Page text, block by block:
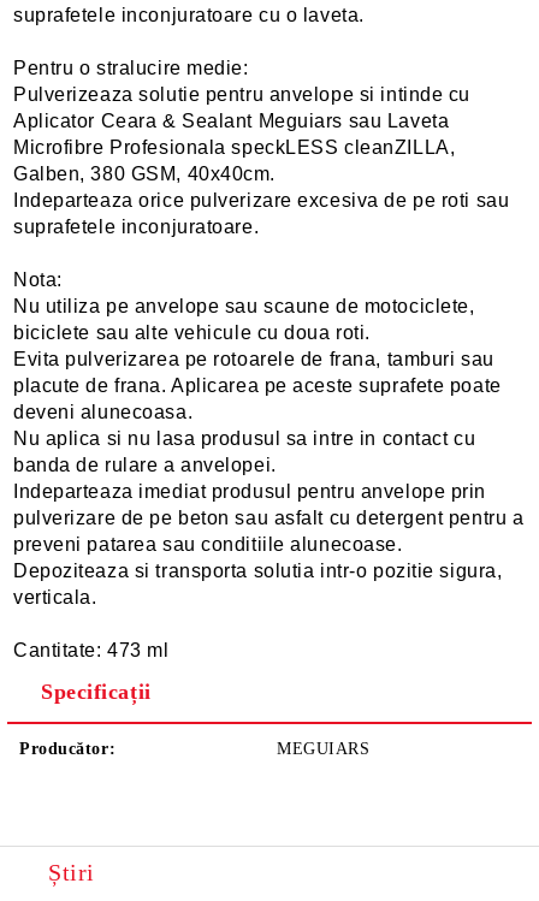
suprafetele inconjuratoare cu o laveta.
Pentru o stralucire medie:
Pulverizeaza solutie pentru anvelope si intinde cu
Aplicator Ceara & Sealant Meguiars sau Laveta
Microfibre Profesionala speckLESS cleanZILLA,
Galben, 380 GSM, 40x40cm.
Indeparteaza orice pulverizare excesiva de pe roti sau
suprafetele inconjuratoare.
Nota:
Nu utiliza pe anvelope sau scaune de motociclete,
biciclete sau alte vehicule cu doua roti.
Evita pulverizarea pe rotoarele de frana, tamburi sau
placute de frana. Aplicarea pe aceste suprafete poate
deveni alunecoasa.
Nu aplica si nu lasa produsul sa intre in contact cu
banda de rulare a anvelopei.
Indeparteaza imediat produsul pentru anvelope prin
pulverizare de pe beton sau asfalt cu detergent pentru a
preveni patarea sau conditiile alunecoase.
Depoziteaza si transporta solutia intr-o pozitie sigura,
verticala.
Cantitate: 473 ml
Specificații
Producător: MEGUIARS
Știri